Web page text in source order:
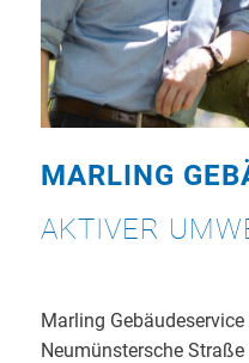
MARLING
AKTIVER
Marling Gebäudeservice
Neumünstersche Straße